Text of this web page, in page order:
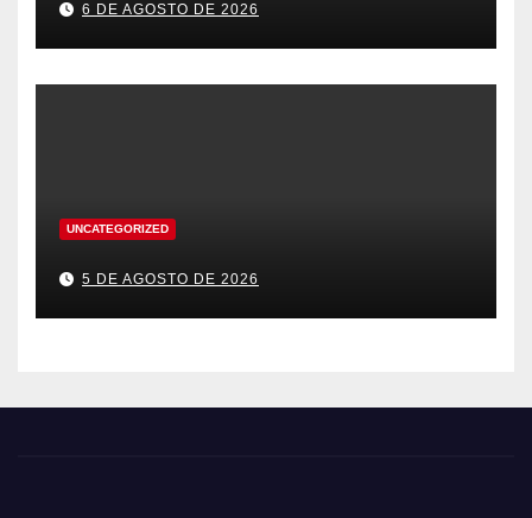
6 DE AGOSTO DE 2026
UNCATEGORIZED
5 DE AGOSTO DE 2026